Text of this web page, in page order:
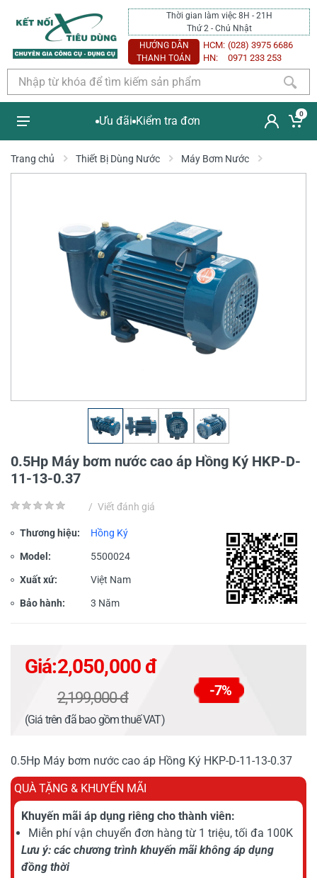
Thời gian làm việc 8H - 21H
Thứ 2 - Chủ Nhật
HƯỚNG DẪN
THANH TOÁN
HCM: (028) 3975 6686
HN:
0971 233 253
Ưu đãi Kiểm tra đơn
0
Trang chủ Thiết Bị Dùng Nước Máy Bơm Nước
0.5Hp Máy bơm nước cao áp Hồng Ký HKP-D-
11-13-0.37
/ Viết đánh giá
Thương hiệu: Hồng Ký
Model: 5500024
Xuất xứ: Việt Nam
Bảo hành: 3 Năm
Giá:2,050,000 đ
2,199,000 đ -7%
(Giá trên đã bao gồm thuế VAT)
0.5Hp Máy bơm nước cao áp Hồng Ký HKP-D-11-13-0.37
QUÀ TẶNG & KHUYẾN MÃI
Khuyến mãi áp dụng riêng cho thành viên:
Miễn phí vận chuyển đơn hàng từ 1 triệu, tối đa 100K
Lưu ý: các chương trình khuyến mãi không áp dụng
đồng thời